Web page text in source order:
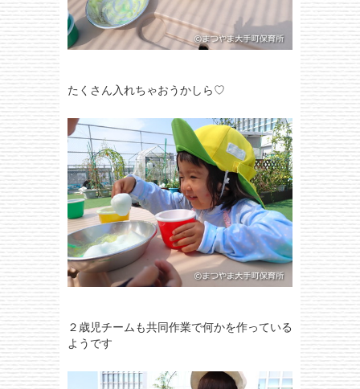
たくさん入れちゃおうかしら♡
２歳児チームも共同作業で何かを作っている
ようです